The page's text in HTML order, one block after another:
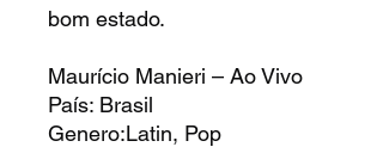
bom estado.
Maurício Manieri – Ao Vivo
País: Brasil
Genero:Latin, Pop